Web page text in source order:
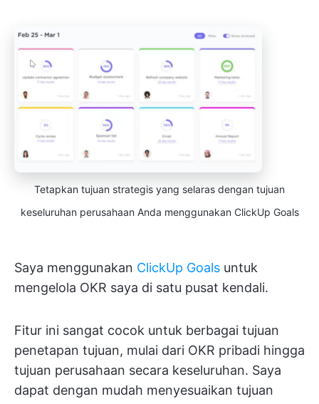
Tetapkan tujuan strategis yang selaras dengan tujuan
keseluruhan perusahaan Anda menggunakan ClickUp Goals
Saya menggunakan ClickUp Goals untuk
mengelola OKR saya di satu pusat kendali.
Fitur ini sangat cocok untuk berbagai tujuan
penetapan tujuan, mulai dari OKR pribadi hingga
tujuan perusahaan secara keseluruhan. Saya
dapat dengan mudah menyesuaikan tujuan